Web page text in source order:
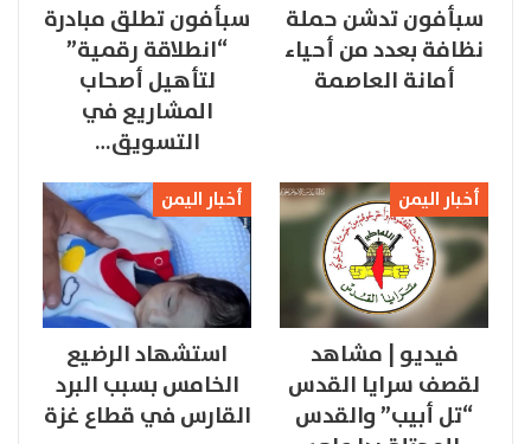
سبأفون تدشن حملة
نظافة بعدد من أحياء
أمانة العاصمة
سبأفون تطلق مبادرة
“انطلاقة رقمية”
لتأهيل أصحاب
المشاريع في
التسويق…
أخبار اليمن
فيديو | مشاهد
لقصف سرايا القدس
“تل أبيب” والقدس
أخبار اليمن
استشهاد الرضيع
الخامس بسبب البرد
القارس في قطاع غزة